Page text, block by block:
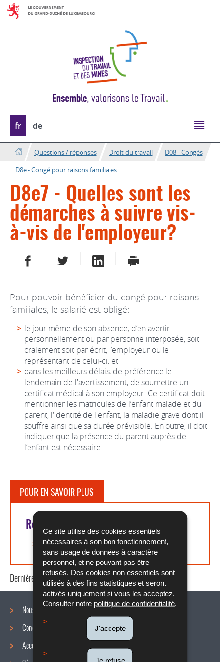
Ce site utilise des cookies essentiels
nécessaires à son bon fonctionnement,
sans usage de données à caractère
personnel, et ne pouvant pas être
refusés. Des cookies non essentiels sont
utilisés à des fins statistiques et seront
activés uniquement si vous les acceptez.
Consulter notre politique de confidentialité.
J'accepte
Je refuse
Aller
Aller
au
Changer
de
langue
fr de
Questions / réponses Droit du travail
D08 - Congés
D8e - Congé pour raisons familiales
D8e7 - Quelles sont les
démarches à suivre vis-
à-vis de l'employeur?
PARTAGER SUR FACEBOOK
PARTAGER SUR TWITTER
PARTAGER SUR LINKEDIN
IMPRIMER
Pour pouvoir bénéficier du congé pour raisons
familiales, le salarié est obligé:
le jour même de son absence, d’en avertir
personnellement ou par personne interposée, soit
oralement soit par écrit, l’employeur ou le
représentant de celui-ci; et
dans les meilleurs délais, de préférence le
lendemain de l'avertissement, de soumettre un
certificat médical à son employeur. Ce certificat doit
mentionner les matricules de l’enfant malade et du
parent, l'identité de l'enfant, la maladie grave dont il
souffre ainsi que sa durée prévisible. En outre, il doit
indiquer que la présence du parent auprès de
l’enfant est nécessaire.
POUR EN SAVOIR PLUS
Références légales
Article L. 234-53 du COTRAV
Dernière mise à jour27/07/2020
Menu
Nous connaître
Conditions de travail
Accords collectifs